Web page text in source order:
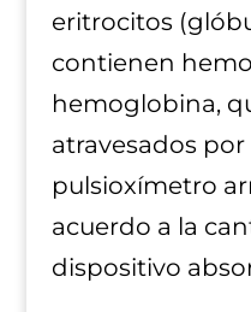
eritrocitos
contienen
hemoglobina,
atravesados
pulsioxímetro
acuerdo a la
dispositivo